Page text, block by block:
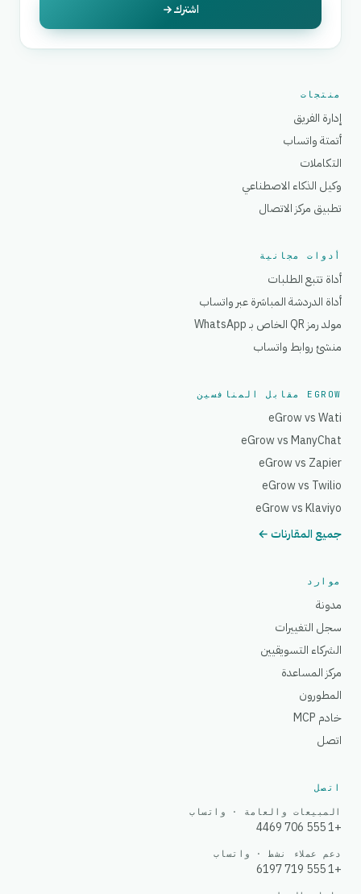
اشترك
منتجات
إدارة الفريق
أتمتة واتساب
التكاملات
وكيل الذكاء الاصطناعي
تطبيق مركز الاتصال
أدوات مجانية
أداة تتبع الطلبات
أداة الدردشة المباشرة عبر واتساب
مولد رمز QR الخاص بـ WhatsApp
منشئ روابط واتساب
EGROW مقابل المنافسين
eGrow vs Wati
eGrow vs ManyChat
eGrow vs Zapier
eGrow vs Twilio
eGrow vs Klaviyo
جميع المقارنات ←
موارد
مدونة
سجل التغييرات
الشركاء التسويقيين
مركز المساعدة
المطورون
خادم MCP
اتصل
اتصل
المبيعات والعامة · واتساب
+1 555 706 4469
دعم عملاء نشط · واتساب
+1 555 719 6197